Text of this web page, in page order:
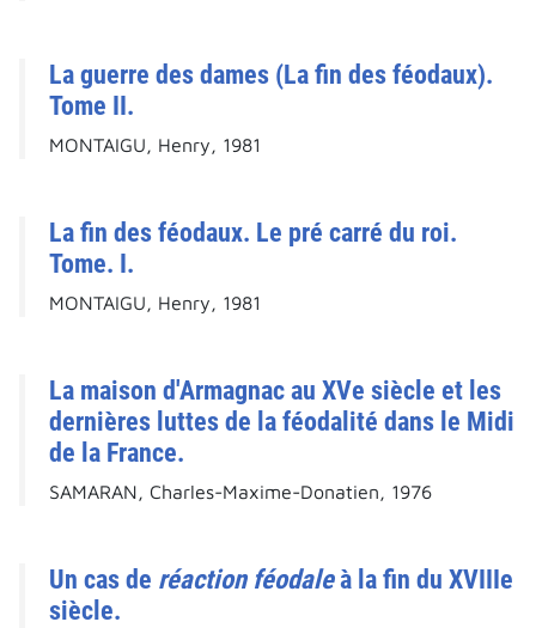
La guerre des dames (La fin des féodaux).
Tome II.
MONTAIGU, Henry, 1981
La fin des féodaux. Le pré carré du roi.
Tome. I.
MONTAIGU, Henry, 1981
La maison d'Armagnac au XVe siècle et les
dernières luttes de la féodalité dans le Midi
de la France.
SAMARAN, Charles-Maxime-Donatien, 1976
Un cas de réaction féodaleà la fin du XVIIIe
siècle.